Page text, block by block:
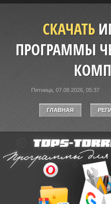
СКАЧАТЬ
ПРОГРАММЫ
Пятница, 07.08.2026, 05:37
ГЛАВНАЯ